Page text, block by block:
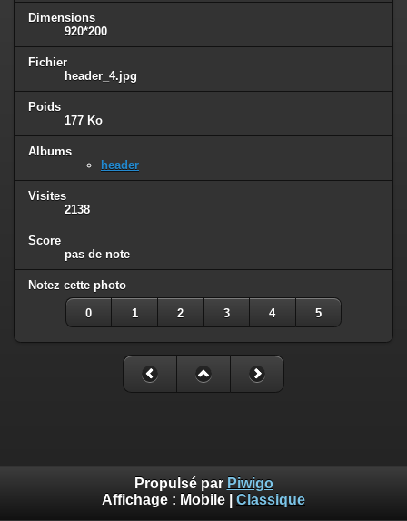
Dimensions
920*200
Fichier
header_4.jpg
Poids
177 Ko
Albums
header
Visites
2138
Score
pas de note
Notez cette photo
0 1 2 3 4 5
Propulsé par Piwigo
Affichage : Mobile Classique